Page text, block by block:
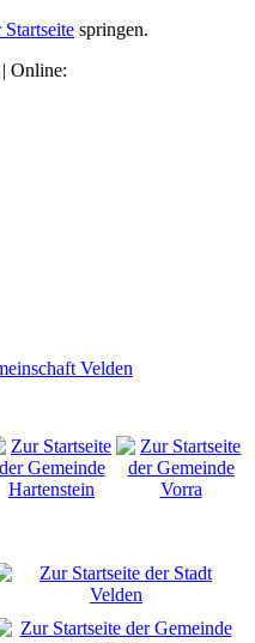
Startseite springen.
| Online: